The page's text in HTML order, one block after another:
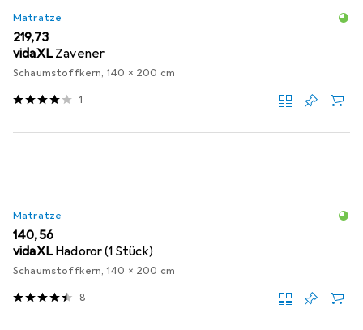
Matratze
EUR
219,73
vidaXL Zavener
Schaumstoffkern, 140 x 200 cm
1
Matratze
EUR
140,56
vidaXL Hadoror (1 Stück)
Schaumstoffkern, 140 x 200 cm
8